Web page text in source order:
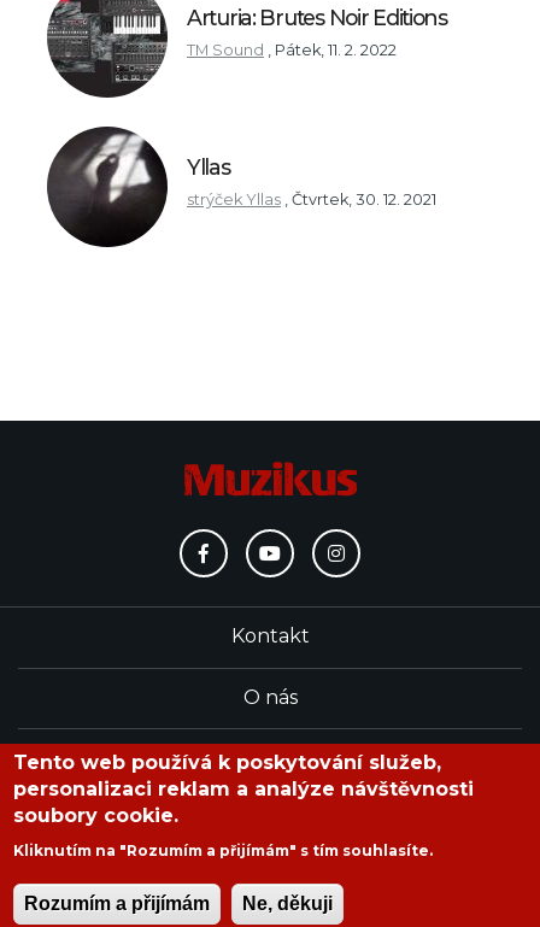
Arturia: Brutes Noir Editions
TM Sound , Pátek, 11. 2. 2022
Yllas
strýček Yllas , Čtvrtek, 30. 12. 2021
Kontakt
O nás
Redakce
Copyright © 2020 Muzikus s.r.o.
Tento web používá k poskytování služeb,
personalizaci reklam a analýze návštěvnosti
soubory cookie.
Kliknutím na "Rozumím a přijímám" s tím souhlasíte.
Rozumím a přijímám Ne, děkuji